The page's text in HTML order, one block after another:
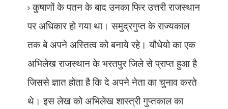
कुषाणों के पतन के बाद उनका फिर उत्तरी राजस्थान
पर अधिकार हो गया था। समुद्रगुप्त के राज्यकाल
तक बे अपने अस्तित्व को बनाये रहे। यौधेयो का एक
अभिलेख राजस्थान के भरतपुर जिले से प्राप्त हुआ है
जिससे ज्ञात होता है कि दे अपने नेता का चुनाव करते
थे। इस लेख को अभिलेख शास्त्री गुप्तकाल का